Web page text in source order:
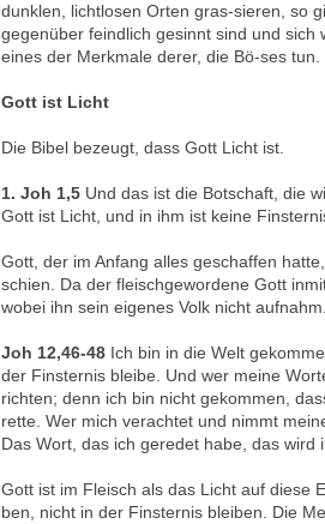
dunklen, lichtlosen Orten gras-sieren, so
gegenüber feindlich gesinnt sind und
eines der Merkmale derer, die Bö-ses tun.
Gott ist Licht
Die Bibel bezeugt, dass Gott Licht ist.
1. Joh 1,5 Und das ist die Botschaft, die
Gott ist Licht, und in ihm ist keine
Gott, der im Anfang alles geschaffen
schien. Da der fleischgewordene Gott
wobei ihn sein eigenes Volk nicht
Joh 12,46-48 Ich bin in die Welt
der Finsternis bleibe. Und wer meine
richten; denn ich bin nicht gekommen,
rette. Wer mich verachtet und nimmt
Das Wort, das ich geredet habe, das wird
Gott ist im Fleisch als das Licht auf diese
ben, nicht in der Finsternis bleiben. Die